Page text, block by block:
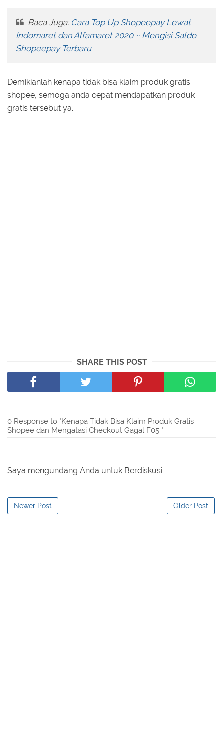
Baca Juga: Cara Top Up Shopeepay Lewat
Indomaret dan Alfamaret 2020 ~ Mengisi Saldo
Shopeepay Terbaru
Demikianlah kenapa tidak bisa klaim produk gratis
shopee, semoga anda cepat mendapatkan produk
gratis tersebut ya.
SHARE THIS POST
0 Response to "Kenapa Tidak Bisa Klaim Produk Gratis
Shopee dan Mengatasi Checkout Gagal F05 "
Saya mengundang Anda untuk Berdiskusi
Newer Post Older Post